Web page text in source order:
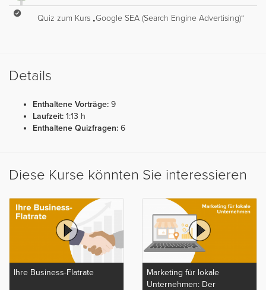
Quiz zum Kurs „Google SEA (Search Engine Advertising)“
Details
Enthaltene Vorträge: 9
Laufzeit: 1:13 h
Enthaltene Quizfragen: 6
Diese Kurse könnten Sie interessieren
Ihre Business-Flatrate
Marketing für lokale
Unternehmen: Der